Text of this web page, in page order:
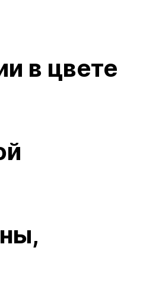
в цвете